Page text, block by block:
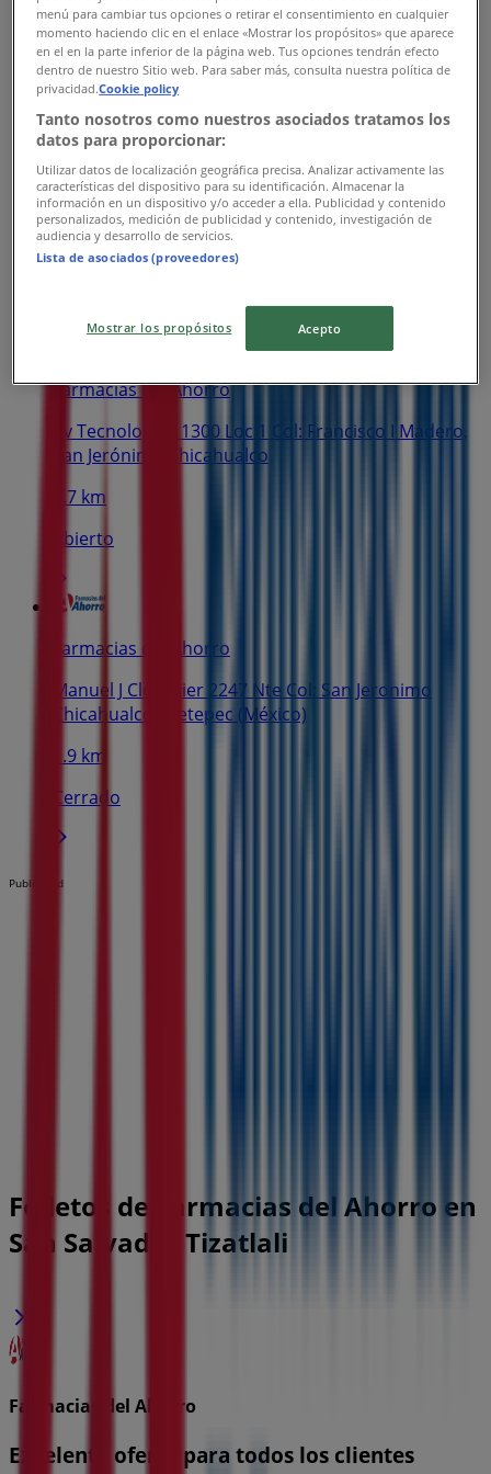
Cerrado
Farmacias del Ahorro
Av. Tecnologico 733 Col: Agricola Bellavista, San
Salvador Tizatlali
1.1 km
Farmacias del Ahorro
Av Tecnologico 1300 Loc 1 Col: Francisco I Madero,
San Jerónimo Chicahualco
1.7 km
Abierto
Farmacias del Ahorro
Manuel J Clouthier 2247 Nte Col: San Jeronimo
Chicahualco, Metepec (México)
1.9 km
Cerrado
Publicidad
Folletos de Farmacias del Ahorro en
San Salvador Tizatlali
Farmacias del Ahorro
Excelente oferta para todos los clientes
menú para cambiar tus opciones o retirar el consentimiento en cualquier
momento haciendo clic en el enlace «Mostrar los propósitos» que aparece
en el en la parte inferior de la página web. Tus opciones tendrán efecto
dentro de nuestro Sitio web. Para saber más, consulta nuestra política de
privacidad.Cookie policy
Tanto nosotros como nuestros asociados tratamos los
datos para proporcionar:
Utilizar datos de localización geográfica precisa. Analizar activamente las
características del dispositivo para su identificación. Almacenar la
información en un dispositivo y/o acceder a ella. Publicidad y contenido
personalizados, medición de publicidad y contenido, investigación de
audiencia y desarrollo de servicios.
Lista de asociados (proveedores)
Mostrar los propósitos Acepto